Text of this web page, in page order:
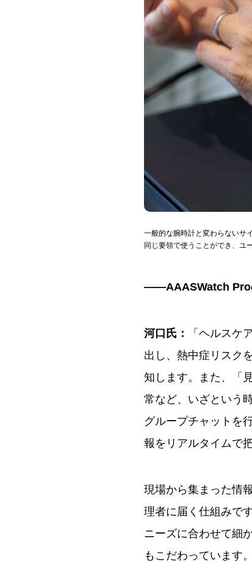
一般的な腕時計と変わらないサ
同じ要領で使うことができ、ユ
――AAASWatch Pro
河口氏：
「ヘルスケ
出し、熱中症リスク
知します。また、「
常など、いざという
グループチャットを
報をリアルタイムで
現場から集まった情
理者に届く仕組みで
ニーズに合わせて細
もこだわっています。